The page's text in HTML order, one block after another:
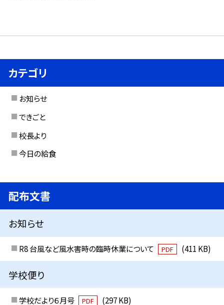
カテゴリ
お知らせ
できごと
校長より
今日の給食
配布文書
お知らせ
R8 台風など風水害時の臨時休業について PDF (411 KB)
学校便り
学校だより６月号 PDF
(297 KB)